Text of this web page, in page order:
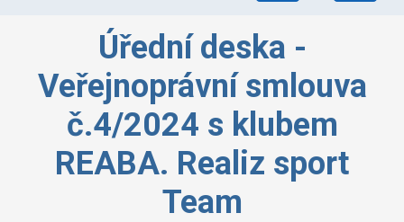
Úřední deska -
Veřejnoprávní smlouva
č.4/2024 s klubem
REABA. Realiz sport
Team